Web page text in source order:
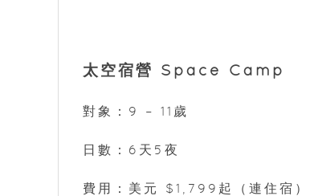
太空宿營 Space Camp
對象：9 – 11歲
日數：6天5夜
費用：美元 $1,799起（連住宿）